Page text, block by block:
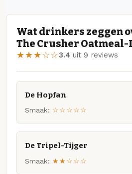
Wat drinkers zeggen
The Crusher
★★★☆☆3.4 uit 9 reviews
De Hopfan
Smaak: ☆☆☆☆☆
De Tripel-Tijger
Smaak: ★★☆☆☆